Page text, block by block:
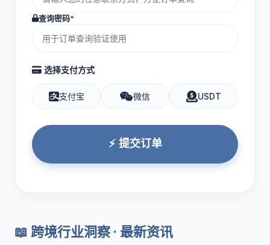
查询密码*
选择支付方式
支付宝 微信 USDT
⚡ 提交订单
📖 跨境行业洞察 · 最新资讯